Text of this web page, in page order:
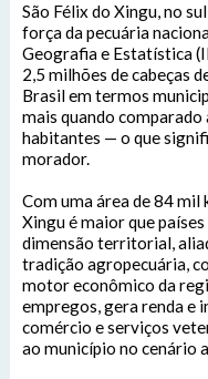
São Félix do Xingu, no
força da pecuária
Geografia e Estatística
2,5 milhões de cabeças
Brasil em termos
mais quando
habitantes — o que
morador.
Com uma área de 84 mil
Xingu é maior que
dimensão territorial,
tradição agropecuária,
motor econômico da
empregos, gera renda e
comércio e serviços
ao município no cenário